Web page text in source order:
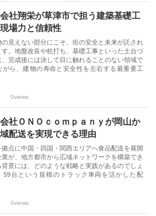
社翔栄が草津市で担う建築基礎工
場力と信頼性
の見えない部分にこそ、街の安全と未来が託され
す。地盤改良や杭打ち、基礎工事といった土台づ
、完成後には決して目に触れることのない領域で
がら、建物の寿命と安全性を左右する最重要工
0views
社ＯＮＯｃｏｍｐａｎｙが岡山か
配送を実現できる理由
拠点に中国・四国・関西エリアへ食品配送を展開
業が、地方都市から広域ネットワークを構築でき
背景には、どのような戦略と実践があるのでしょ
59台という規模のトラック車両を活かした配
0views